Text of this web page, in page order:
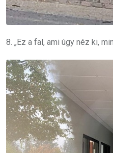
8. „Ez a fal, ami úgy néz ki,